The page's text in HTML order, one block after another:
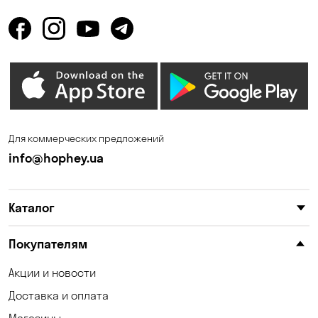
Горишние Плавни
Елизаветовка Зазимье
Калиновка
Клинцы
Корсунцы
Коцюбинское
Для коммерческих предложений
info@hophey.ua
Каталог
Покупателям
Акции и новости
Доставка и оплата